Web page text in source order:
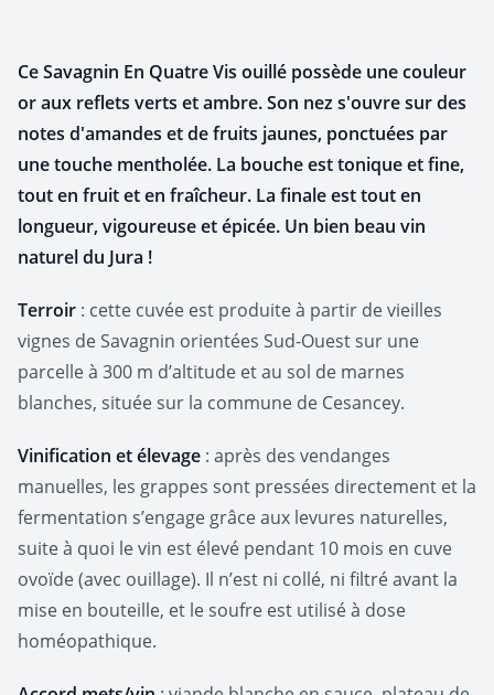
Ce Savagnin En Quatre Vis ouillé possède une couleur
or aux reflets verts et ambre. Son nez s'ouvre sur des
notes d'amandes et de fruits jaunes, ponctuées par
une touche mentholée. La bouche est tonique et fine,
tout en fruit et en fraîcheur. La finale est tout en
longueur, vigoureuse et épicée. Un bien beau vin
naturel du Jura !
Terroir : cette cuvée est produite à partir de vieilles
vignes de Savagnin orientées Sud-Ouest sur une
parcelle à 300 m d’altitude et au sol de marnes
blanches, située sur la commune de Cesancey.
Vinification et élevage : après des vendanges
manuelles, les grappes sont pressées directement et la
fermentation s’engage grâce aux levures naturelles,
suite à quoi le vin est élevé pendant 10 mois en cuve
ovoïde (avec ouillage). Il n’est ni collé, ni filtré avant la
mise en bouteille, et le soufre est utilisé à dose
homéopathique.